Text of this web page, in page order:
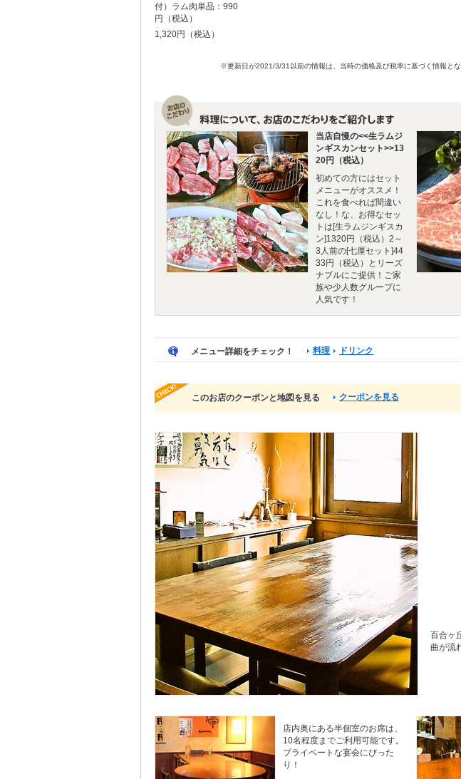
付）ラム肉単品：990
円（税込）
1,320円（税込）
※更新日が2021/3/31以前の情報は、当時の価格及び税率に基づく情報と
当店自慢の<<生ラムジ
ンギスカンセット>>13
20円（税込）
初めての方にはセット
メニューがオススメ！
これを食べれば間違い
なし！な、お得なセッ
トは[生ラムジンギスカ
ン]1320円（税込）2～
3人前の[七厘セット]44
33円（税込）とリーズ
ナブルにご提供！ご家
族や少人数グループに
人気です！
メニュー詳細をチェック！ 料理 ドリンク
このお店のクーポンと地図を見る クーポンを見る
百合ヶ
曲が流
店内奥にある半個室のお席は、
10名程度までご利用可能です。
プライベートな宴会にぴった
り！